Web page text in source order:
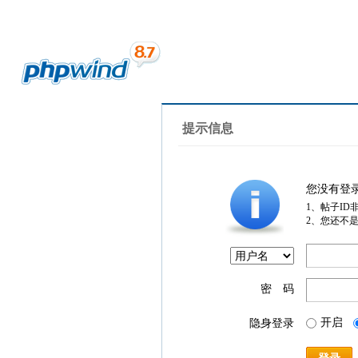
提示信息
您没有登
1、帖子ID
2、您还不
密 码
隐身登录 开启